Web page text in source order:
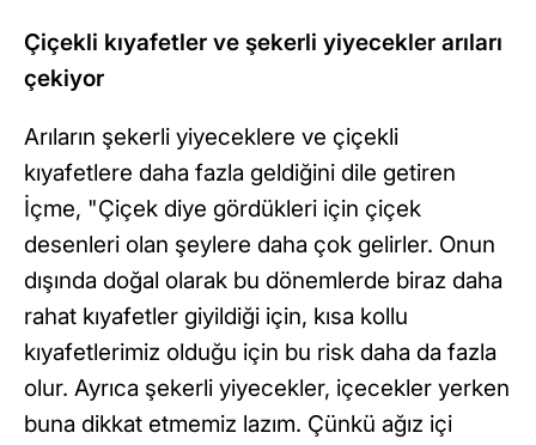
Çiçekli kıyafetler ve şekerli yiyecekler arıları
çekiyor
Arıların şekerli yiyeceklere ve çiçekli
kıyafetlere daha fazla geldiğini dile getiren
İçme, "Çiçek diye gördükleri için çiçek
desenleri olan şeylere daha çok gelirler. Onun
dışında doğal olarak bu dönemlerde biraz daha
rahat kıyafetler giyildiği için, kısa kollu
kıyafetlerimiz olduğu için bu risk daha da fazla
olur. Ayrıca şekerli yiyecekler, içecekler yerken
buna dikkat etmemiz lazım. Çünkü ağız içi